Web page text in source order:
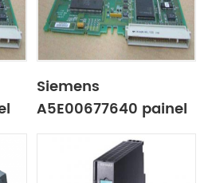
Siemens
A5E00677640 painel